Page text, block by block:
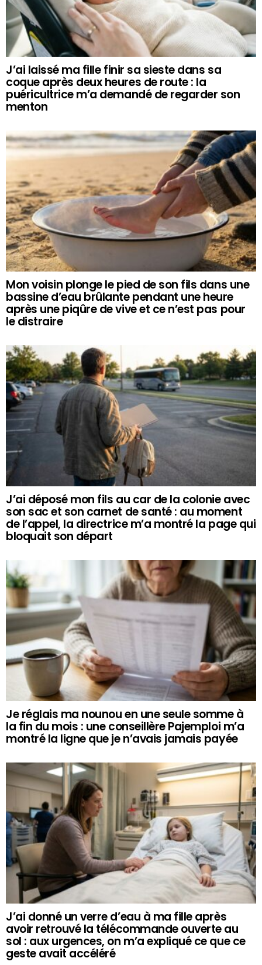
J’ai laissé ma fille finir sa sieste dans sa
coque après deux heures de route : la
puéricultrice m’a demandé de regarder son
menton
Mon voisin plonge le pied de son fils dans une
bassine d’eau brûlante pendant une heure
après une piqûre de vive et ce n’est pas pour
le distraire
J’ai déposé mon fils au car de la colonie avec
son sac et son carnet de santé : au moment
de l’appel, la directrice m’a montré la page qui
bloquait son départ
Je réglais ma nounou en une seule somme à
la fin du mois : une conseillère Pajemploi m’a
montré la ligne que je n’avais jamais payée
J’ai donné un verre d’eau à ma fille après
avoir retrouvé la télécommande ouverte au
sol : aux urgences, on m’a expliqué ce que ce
geste avait accéléré